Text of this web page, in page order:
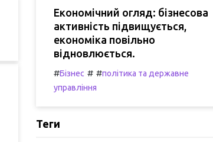
Економічний огляд: бізнесова
активність підвищується,
економіка повільно
відновлюється.
#Бізнес # #політика та державне
управління
Теги